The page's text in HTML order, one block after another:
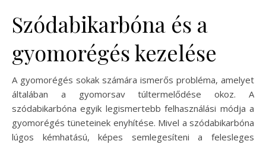
Szódabikarbóna és a
gyomorégés kezelése
A gyomorégés sokak számára ismerős probléma, amelyet
általában a gyomorsav túltermelődése okoz. A
szódabikarbóna egyik legismertebb felhasználási módja a
gyomorégés tüneteinek enyhítése. Mivel a szódabikarbóna
lúgos kémhatású, képes semlegesíteni a felesleges